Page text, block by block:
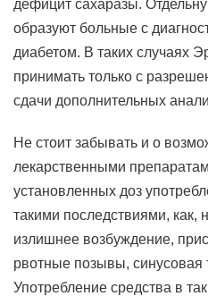
дефицит сахаразы.
образуют больные с
диабетом. В таких случаях
принимать только с
сдачи дополнительных
Не стоит забывать и о
лекарственными
установленных доз
такими последствиями, как,
излишнее возбуждение,
рвотные позывы, синусовая
Употребление средства в